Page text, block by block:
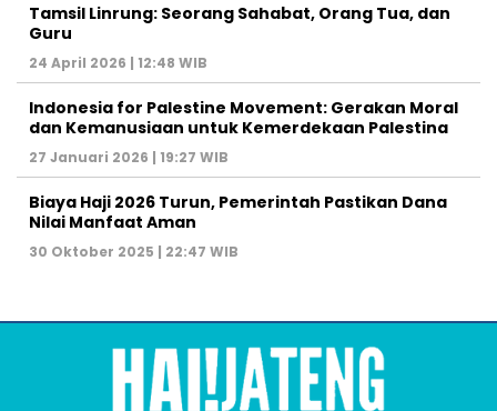
Tamsil Linrung: Seorang Sahabat, Orang Tua, dan
Guru
24 April 2026 | 12:48 WIB
Indonesia for Palestine Movement: Gerakan Moral
dan Kemanusiaan untuk Kemerdekaan Palestina
27 Januari 2026 | 19:27 WIB
Biaya Haji 2026 Turun, Pemerintah Pastikan Dana
Nilai Manfaat Aman
30 Oktober 2025 | 22:47 WIB